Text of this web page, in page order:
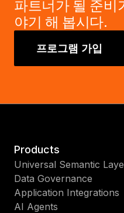
파트너가 될 준비
야기 해 봅시다.
프로그램 가입
Products
Universal Semantic
Data Governance
Application Integrations
AI Agents